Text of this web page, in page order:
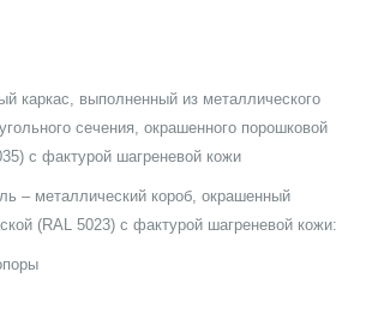
каркас, выполненный из металлического
сечения, окрашенного порошковой
с фактурой шагреневой кожи
– металлический короб, окрашенный
(RAL 5023) с фактурой шагреневой кожи: